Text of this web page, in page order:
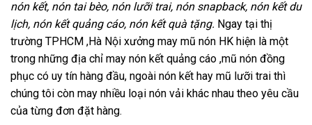
nón kết, nón tai bèo, nón lưỡi trai, nón snapback, nón kết du
lịch, nón kết quảng cáo, nón kết quà tặng. Ngay tại thị
trường TPHCM ,Hà Nội xưởng may mũ nón HK hiện là một
trong những địa chỉ may nón kết quảng cáo ,mũ nón đồng
phục có uy tín hàng đầu, ngoài nón kết hay mũ lưỡi trai thì
chúng tôi còn may nhiều loại nón vải khác nhau theo yêu cầu
của từng đơn đặt hàng.